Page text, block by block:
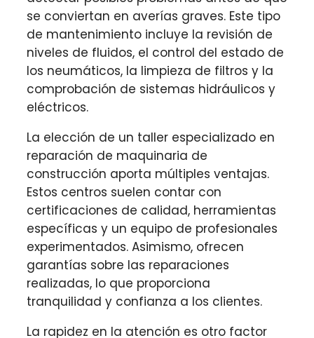
se conviertan en averías graves. Este tipo
de mantenimiento incluye la revisión de
niveles de fluidos, el control del estado de
los neumáticos, la limpieza de filtros y la
comprobación de sistemas hidráulicos y
eléctricos.
La elección de un taller especializado en
reparación de maquinaria de
construcción aporta múltiples ventajas.
Estos centros suelen contar con
certificaciones de calidad, herramientas
específicas y un equipo de profesionales
experimentados. Asimismo, ofrecen
garantías sobre las reparaciones
realizadas, lo que proporciona
tranquilidad y confianza a los clientes.
La rapidez en la atención es otro factor